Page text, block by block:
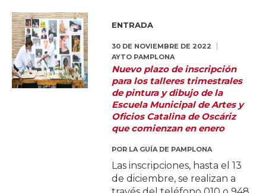
ENTRADA
30 DE NOVIEMBRE DE 2022
AYTO PAMPLONA
Nuevo plazo de inscripción
para los talleres trimestrales
de pintura y dibujo de la
Escuela Municipal de Artes y
Oficios Catalina de Oscáriz
que comienzan en enero
POR LA GUÍA DE PAMPLONA
Las inscripciones, hasta el 13
de diciembre, se realizan a